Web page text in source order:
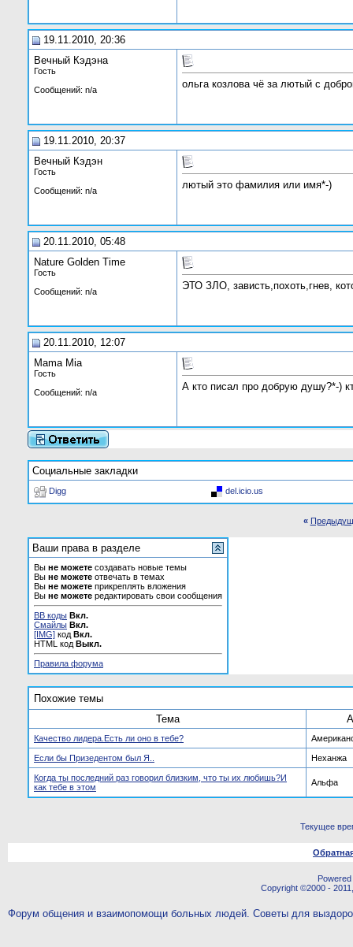
19.11.2010, 20:36
Вечный Кэдэна
Гость
Сообщений: n/a
ольга козлова чё за лютый с
19.11.2010, 20:37
Вечный Кэдэн
Гость
Сообщений: n/a
лютый это фамилия или имя*-)
20.11.2010, 05:48
Nature Golden Time
Гость
Сообщений: n/a
ЭТО ЗЛО, зависть,похоть,гнев,
20.11.2010, 12:07
Mama Mia
Гость
Сообщений: n/a
А кто писал про добрую душу?*-)
Социальные закладки
Digg del.icio.us
«
Ваши права в разделе
Вы не можете создавать новые темы
Вы не можете отвечать в темах
Вы не можете прикреплять вложения
Вы не можете редактировать свои сообщения
BB коды Вкл.
Смайлы Вкл.
[IMG] код Вкл.
HTML код Выкл.
Правила форума
Похожие темы
Тема
Качество лидера.Есть ли оно в тебе?
Если бы Призедентом был Я.. Неханжа
Когда ты последний раз говорил близким, что ты их любишь?И
как тебе в этом
Альфа
Текущее
Copyright ©2000 -
Форум общения и взаимопомощи больных людей. Советы для